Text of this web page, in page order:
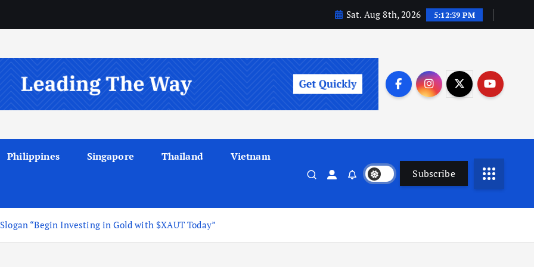
Sat. Aug 8th, 2026 5:12:40 PM
Philippines Singapore Thailand Vietnam
Subscribe
“Begin Investing in Gold with $XAUT Today”